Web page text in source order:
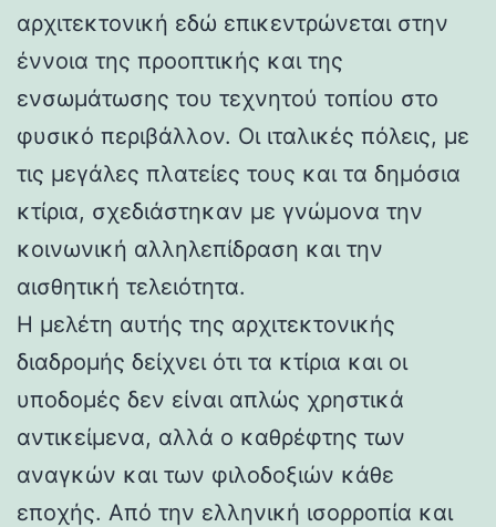
αρχιτεκτονική εδώ επικεντρώνεται στην
έννοια της προοπτικής και της
ενσωμάτωσης του τεχνητού τοπίου στο
φυσικό περιβάλλον. Οι ιταλικές πόλεις, με
τις μεγάλες πλατείες τους και τα δημόσια
κτίρια, σχεδιάστηκαν με γνώμονα την
κοινωνική αλληλεπίδραση και την
αισθητική τελειότητα.
Η μελέτη αυτής της αρχιτεκτονικής
διαδρομής δείχνει ότι τα κτίρια και οι
υποδομές δεν είναι απλώς χρηστικά
αντικείμενα, αλλά ο καθρέφτης των
αναγκών και των φιλοδοξιών κάθε
εποχής. Από την ελληνική ισορροπία και